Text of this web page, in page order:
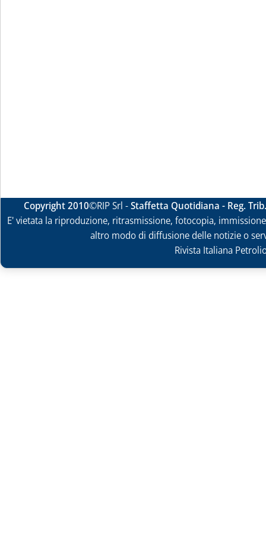
Copyright 2010©RIP Srl -Staffetta Quotidiana - Reg.
E' vietata la riproduzione, ritrasmissione, fotocopia,
altro modo di diffusione delle notizie o
Rivista Italiana